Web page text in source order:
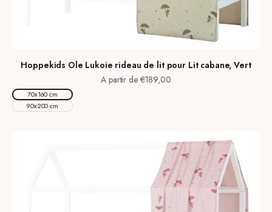
Hoppekids Ole Lukoie rideau de lit pour Lit cabane, Vert
Prix de vente
A partir de €189,00
70x160 cm
90x200 cm